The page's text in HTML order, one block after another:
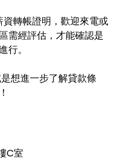
轉帳證明，歡迎來電或
需經評估，才能確認是
。
想進一步了解貸款條
C室